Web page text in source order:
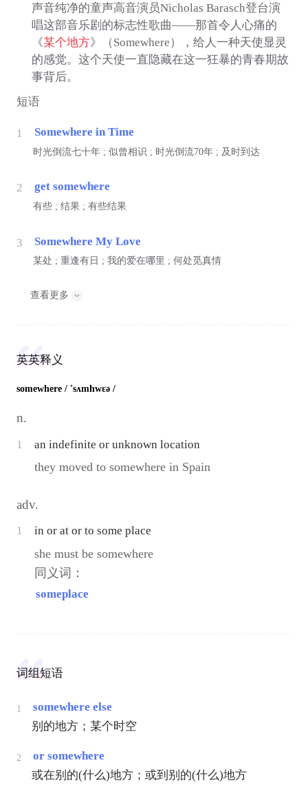
声音纯净的童声高音演员Nicholas Barasch登台演
唱这部音乐剧的标志性歌曲——那首令人心痛的
《某个地方》（Somewhere），给人一种天使显灵
的感觉。这个天使一直隐藏在这一狂暴的青春期故
事背后。
短语
1 Somewhere in Time
时光倒流七十年 ; 似曾相识 ; 时光倒流70年 ; 及时到达
2 get somewhere
有些 ; 结果 ; 有些结果
3 Somewhere My Love
某处 ; 重逢有日 ; 我的爱在哪里 ; 何处觅真情
查看更多
英英释义
somewhere / 'sʌmhwεə /
n.
1 an indefinite or unknown location
they moved to somewhere in Spain
adv.
1 in or at or to some place
she must be somewhere
同义词：
someplace
词组短语
1
somewhere else
别的地方；某个时空
2
or somewhere
或在别的(什么)地方；或到别的(什么)地方